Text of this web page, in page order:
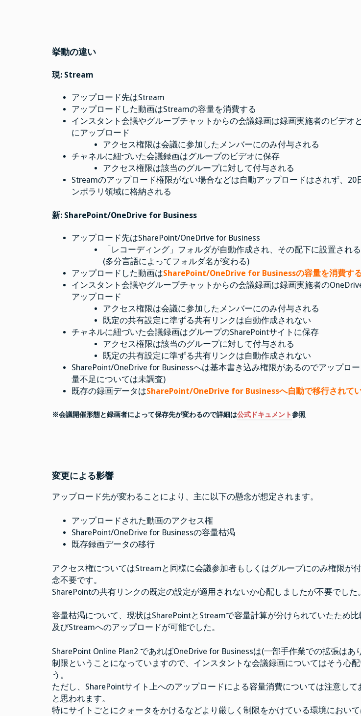
挙動の違い
現: Stream
アップロード先はStream
アップロードした動画はStreamの容量を消費する
インスタント会議やグループチャットからの会議録画は録画実施者のビデオ
にアップロード
アクセス権限は会議に参加したメンバーにのみ付与される
チャネルに紐づいた会議録画はグループのビデオに保存
アクセス権限は該当のグループに対して付与される
Streamのアップロード権限がない場合などは自動アップロードはされず、20
ンポラリ領域に格納される
新: SharePoint/OneDrive for Business
アップロード先はSharePoint/OneDrive for Business
「レコーディング」フォルダが自動作成され、その配下に設置される
(多分言語によってフォルダ名が変わる)
アップロードした動画はSharePoint/OneDrive for Businessの容量を消費す
インスタント会議やグループチャットからの会議録画は録画実施者の
アップロード
アクセス権限は会議に参加したメンバーにのみ付与される
既定の共有設定に準ずる共有リンクは自動作成されない
チャネルに紐づいた会議録画はグループのSharePointサイトに保存
アクセス権限は該当のグループに対して付与される
既定の共有設定に準ずる共有リンクは自動作成されない
SharePoint/OneDrive for Businessへは基本書き込み権限があるのでアップロ
量不足については未調査)
既存の録画データはSharePoint/OneDrive for Businessへ自動で移行されて
※会議開催形態と録画者によって保存先が変わるので詳細は公式ドキュメント参照
変更による影響
アップロード先が変わることにより、主に以下の懸念が想定されます。
アップロードされた動画のアクセス権
SharePoint/OneDrive for Businessの容量枯渇
既存録画データの移行
アクセス権についてはStreamと同様に会議参加者もしくはグループにのみ権限が
念不要です。
SharePointの共有リンクの既定の設定が適用されないか心配しましたが不要でした。
容量枯渇について、現状はSharePointとStreamで容量計算が分けられていたため
及びStreamへのアップロードが可能でした。
SharePoint Online Plan2 であればOneDrive for Businessは(一部手作業での拡張はあ
制限ということになっていますので、インスタントな会議録画についてはそう心
う。
ただし、SharePointサイト上へのアップロードによる容量消費については注意して
と思われます。
特にサイトごとにクォータをかけるなどより厳しく制限をかけている環境におい